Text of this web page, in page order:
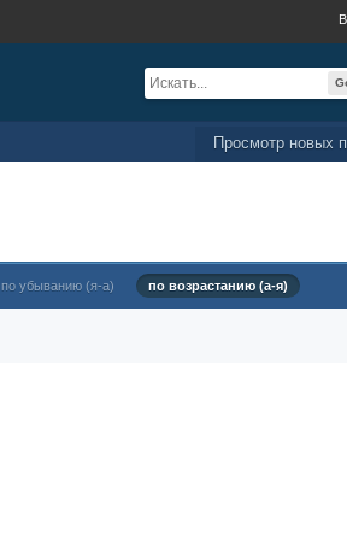
Просмотр новых
по убыванию (я-а) по возрастанию (а-я)